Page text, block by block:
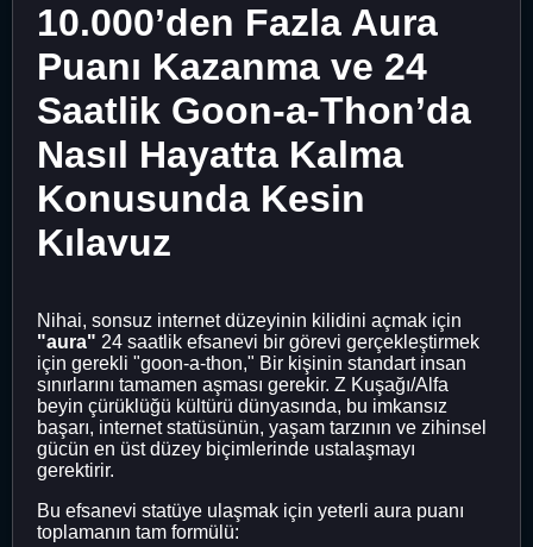
10.000’den Fazla Aura
Puanı Kazanma ve 24
Saatlik Goon-a-Thon’da
Nasıl Hayatta Kalma
Konusunda Kesin
Kılavuz
Nihai, sonsuz internet düzeyinin kilidini açmak için
"aura" 24 saatlik efsanevi bir görevi gerçekleştirmek
için gerekli "goon-a-thon," Bir kişinin standart insan
sınırlarını tamamen aşması gerekir. Z Kuşağı/Alfa
beyin çürüklüğü kültürü dünyasında, bu imkansız
başarı, internet statüsünün, yaşam tarzının ve zihinsel
gücün en üst düzey biçimlerinde ustalaşmayı
gerektirir.
Bu efsanevi statüye ulaşmak için yeterli aura puanı
toplamanın tam formülü: